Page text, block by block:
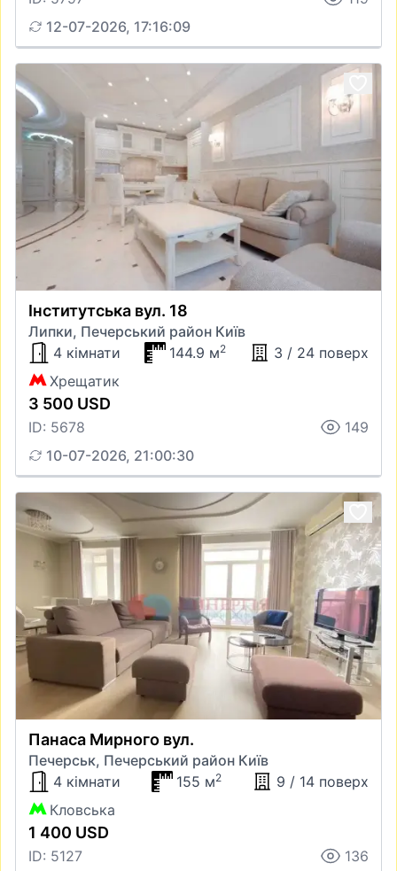
12-07-2026, 17:16:09
Інститутська вул. 18
Липки, Печерський район Київ
4 кімнати
144.9 м2
3 / 24 поверх
Хрещатик
3 500 USD
ID: 5678
149
10-07-2026, 21:00:30
Панаса Мирного вул.
Печерськ, Печерський район Київ
4 кімнати
155 м2
9 / 14 поверх
Кловська
1 400 USD
ID: 5127
136